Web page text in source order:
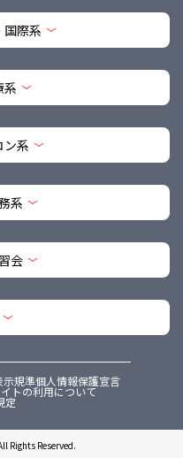
国際系
系
ン系
系
会
示規準個人情報保護宣言
トの利用について
定
Rights Reserved.